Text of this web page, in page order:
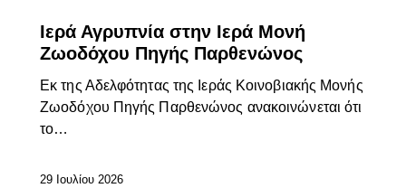
Ιερά Αγρυπνία στην Ιερά Μονή
Ζωοδόχου Πηγής Παρθενώνος
Εκ της Αδελφότητας της Ιεράς Κοινοβιακής Μονής
Ζωοδόχου Πηγής Παρθενώνος ανακοινώνεται ότι
το…
29 Ιουλίου 2026